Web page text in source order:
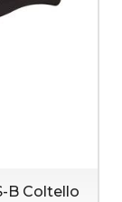
B Coltello